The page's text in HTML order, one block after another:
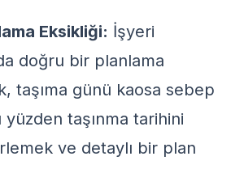
Eksikliği: İşyeri
doğru bir planlama
taşıma günü kaosa sebep
yüzden taşınma tarihini
ve detaylı bir plan